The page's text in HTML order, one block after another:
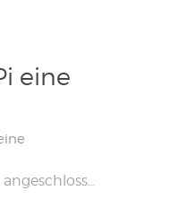
eine
Wie Sie vielleicht wissen, verfügt jedes an Ihre Box angeschlossene Gerät über eine lokale IP-Adresse, mit der es in Ihrem Netzwerk identifiziert werden kann. Diese IP-Adressen können sich jedoch bei jedem Neustart des Computers ändern. Dies ist sehr problematisch, wenn Sie von einem Computer aus auf die Himbeere zugreifen möchten, z. B. in SSH. In […]